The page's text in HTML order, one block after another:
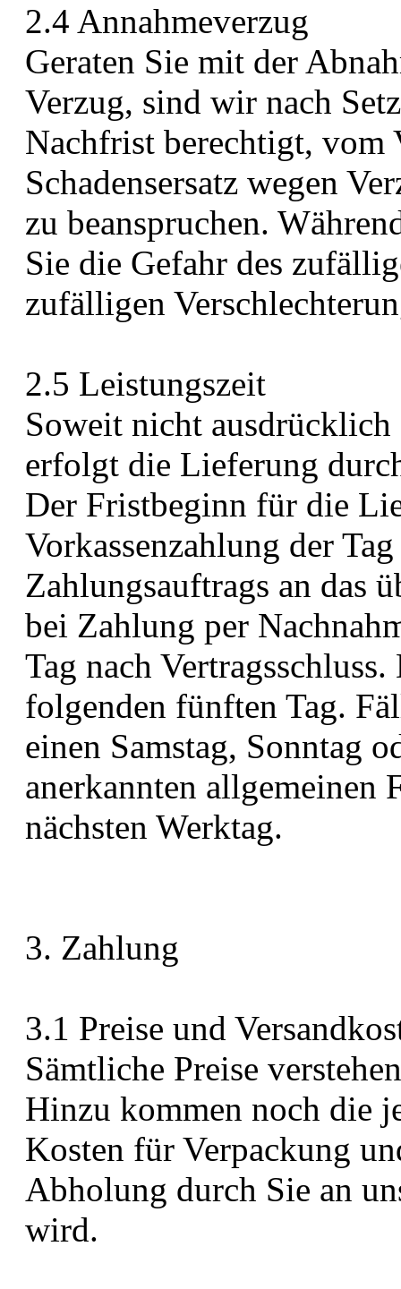
2.4 Annahmeverzug
Geraten Sie mit der
Verzug, sind wir nach
Nachfrist berechtigt, vom
Schadensersatz wegen
zu beanspruchen.
Sie die Gefahr des
zufälligen
2.5 Leistungszeit
Soweit nicht ausdrücklich
erfolgt die Lieferung
Der Fristbeginn für die
Vorkassenzahlung der
Zahlungsauftrags an das
bei Zahlung per
Tag nach
folgenden fünften Tag.
einen Samstag, Sonntag
anerkannten allgemeinen
nächsten Werktag.
3. Zahlung
3.1 Preise und
Sämtliche Preise
Hinzu kommen noch die
Kosten für Verpackung
Abholung durch Sie an
wird.